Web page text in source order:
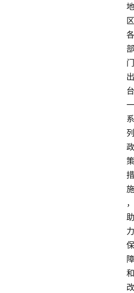
地
区
各
部
门
出
台
一
系
列
政
策
措
施
，
助
力
保
障
和
改